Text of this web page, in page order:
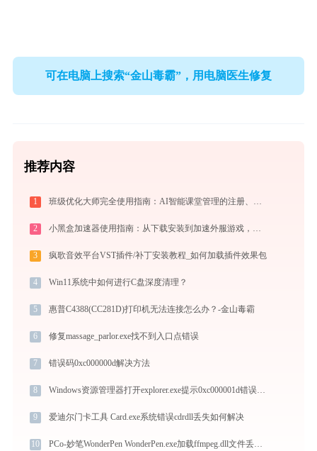
可在电脑上搜索“金山毒霸”，用电脑医生修复
推荐内容
1 班级优化大师完全使用指南：AI智能课堂管理的注册、实操与效率提升全攻略（2026最新）
2 小黑盒加速器使用指南：从下载安装到加速外服游戏，免费版够用吗
3 疯歌音效平台VST插件/补丁安装教程_如何加载插件效果包
4 Win11系统中如何进行C盘深度清理？
5 惠普C4388(CC281D)打印机无法连接怎么办？-金山毒霸
6 修复massage_parlor.exe找不到入口点错误
7 错误码0xc000000d解决方法
8 Windows资源管理器打开explorer.exe提示0xc000001d错误码怎么办
9 爱迪尔门卡工具 Card.exe系统错误cdrdll丢失如何解决
10 PCo-妙笔WonderPen WonderPen.exe加载ffmpeg.dll文件丢失处理办法